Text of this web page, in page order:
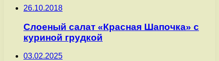
26.10.2018
Слоеный салат «Красная Шапочка» с
куриной грудкой
03.02.2025